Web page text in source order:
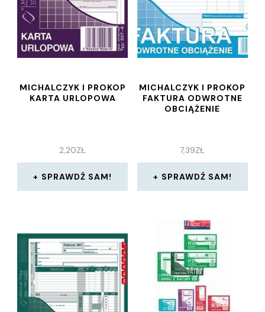
MICHALCZYK I PROKOP
KARTA URLOPOWA
2,20ZŁ
SPRAWDŹ SAM!
MICHALCZYK I PROKOP
FAKTURA ODWROTNE
OBCIĄŻENIE
7,39ZŁ
SPRAWDŹ SAM!